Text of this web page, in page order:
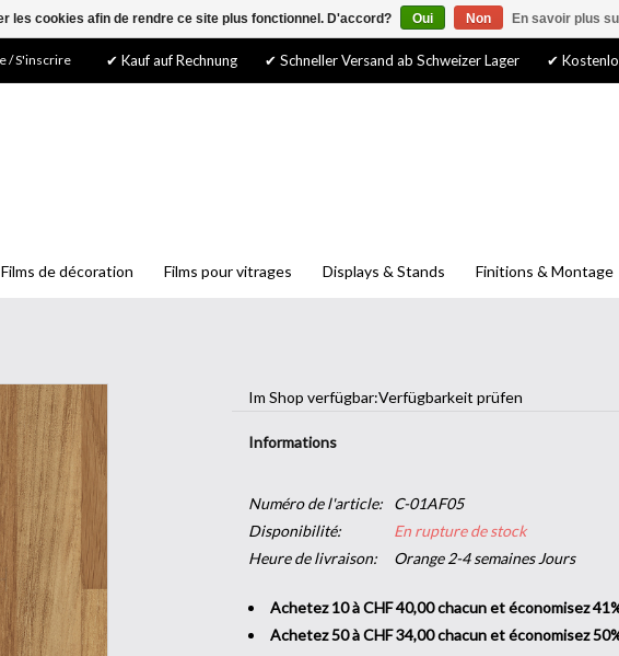
/ S'inscrire ✔ Kauf auf Rechnung ✔ Schneller Versand ab Schweizer Lager ✔
Films de décoration Films pour vitrages Displays & Stands Finitions & Montage
Im Shop verfügbar:Verfügbarkeit prüfen
Informations
Numéro de l'article:
C-01AF05
Disponibilité:
En rupture de stock
Heure de livraison:
Orange 2-4 semaines Jours
Achetez 10 à CHF 40,00 chacun et économisez
Achetez 50 à CHF 34,00 chacun et économisez
les cookies afin de rendre ce site plus fonctionnel. D'accord? Oui Non En savoir plus